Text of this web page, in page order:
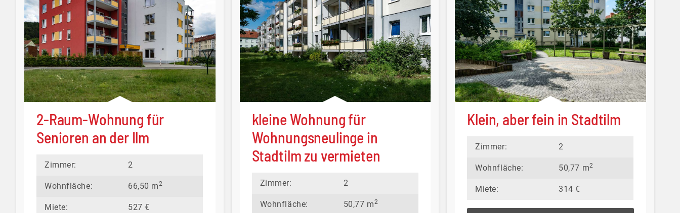
2-Raum-Wohnung für
Senioren an der Ilm
Zimmer: 2
Wohnfläche: 66,50 m2
Miete: 527 €
kleine Wohnung für
Wohnungsneulinge in
Stadtilm zu vermieten
Zimmer: 2
Wohnfläche: 50,77 m2
Klein, aber fein in Stadtilm
Zimmer: 2
Wohnfläche: 50,77 m2
Miete: 314 €